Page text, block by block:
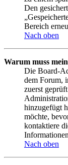
Den
Bereich
Nach oben
Warum muss
Die Board-
dem Forum,
zuerst
hinzugefügt
möchte,
kontaktiere
Nach oben